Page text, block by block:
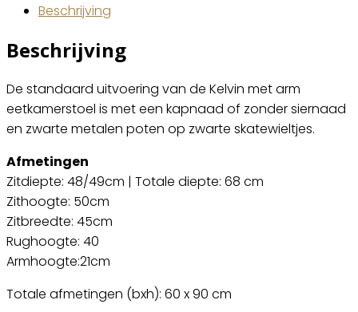
Beschrijving
Beschrijving
De standaard uitvoering van de Kelvin met arm
eetkamerstoel is met een kapnaad of zonder siernaad
en zwarte metalen poten op zwarte skatewieltjes.
Afmetingen
Zitdiepte: 48/49cm | Totale diepte: 68 cm
Zithoogte: 50cm
Zitbreedte: 45cm
Rughoogte: 40
Armhoogte:21cm
Totale afmetingen (bxh): 60 x 90 cm